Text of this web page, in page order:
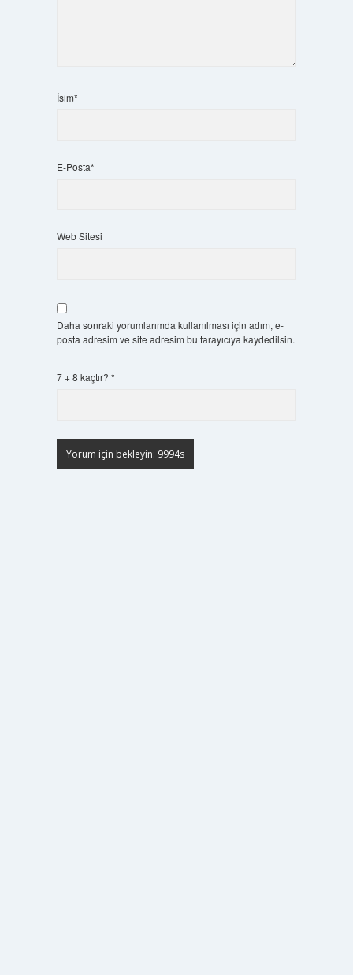
İsim*
E-Posta*
Web Sitesi
Daha sonraki yorumlarımda kullanılması için adım, e-
posta adresim ve site adresim bu tarayıcıya kaydedilsin.
7 + 8 kaçtır? *